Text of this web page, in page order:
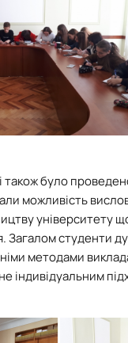
також було
можливість
університету
Загалом студенти
методами
індивідуальним